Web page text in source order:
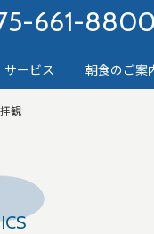
661-8800
サービス 朝食のご案
観